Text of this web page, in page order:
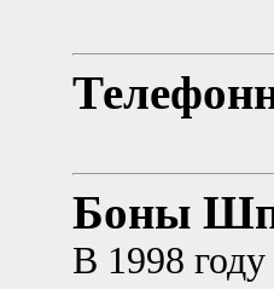
Боны
В 1998